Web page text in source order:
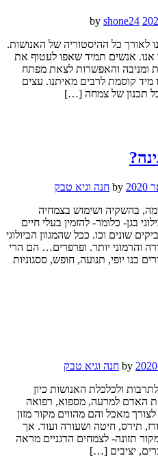
shone24
לאורך כל ההיסטוריה של האנושות.
אנו. אנשים תמיד שאפו לעטוף את
ומניבה והאפשרות לצאת מפתח
מיד קוסמת לרבים מאיתנו. עצים
תכנון של צמחה […]
חנה וגיא טבק
בהשקיה ושימוש בצמחיה
בגן- כלומר- להזמין בעלי חיים
שונים וכו. ככל שהמגוון הביולוגי
והרמוני יותר. ופרפרים… הם הרי
בנו יופי, תנועה, חופש, ססגוניות
חנה וגיא טבק
ולכלכלת האנושות כיון
האדם למרעה, מספוא, רפואה
לצורך מאכל והם מהווים מקור מזון
תירס, חיטה ושעורה ועוד. אך
תזונה- לצמחים הדגניים מראה
יציבים […]